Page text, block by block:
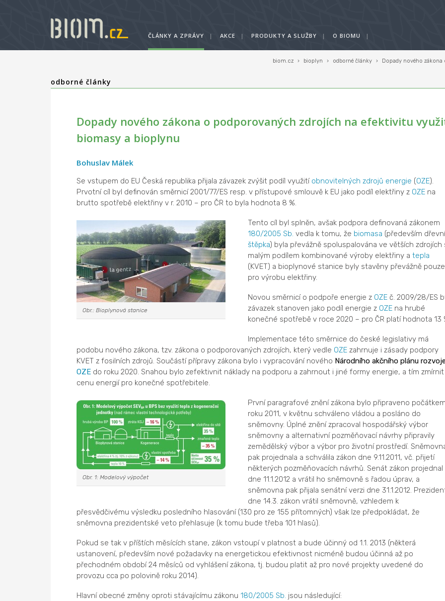
ČLÁNKY A ZPRÁVY | AKCE | PRODUKTY A SLUŽBY | O BIOMU |
biom.cz › bioplyn › odborné články › Dopady nového
odborné články
Dopady nového zákona o podporovaných zdrojích na efektivitu
biomasy a bioplynu
Bohuslav Málek
Se vstupem do EU Česká republika přijala závazek zvýšit podíl využití obnovitelných zdrojů energie (OZE).
Prvotní cíl byl definován směrnicí 2001/77/ES resp. v přístupové smlouvě k EU jako podíl elektřiny z OZEna
brutto spotřebě elektřiny v r. 2010 – pro ČR to byla hodnota 8 %.
Obr.: Bioplynová stanice
Tento cíl byl splněn, avšak podpora definovaná zákonem
180/2005 Sb. vedla k tomu, že biomasa (především dřevní
štěpka) byla převážně spoluspalována ve větších zdrojích
malým podílem kombinované výroby elektřiny a tepla
(KVET) a bioplynové stanice byly stavěny převážně pouze
pro výrobu elektřiny.
Novou směrnicí o podpoře energie z OZEč. 2009/28/ES
závazek stanoven jako podíl energie z OZEna hrubé
konečné spotřebě v roce 2020 – pro ČR platí hodnota 13
Implementace této směrnice do české legislativy má
podobu nového zákona, tzv. zákona o podporovaných zdrojích, který vedle OZEzahrnuje i zásady podpory
KVET z fosilních zdrojů. Součástí přípravy zákona bylo i vypracování nového Národního akčního plánu
OZEdo roku 2020. Snahou bylo zefektivnit náklady na podporu a zahrnout i jiné formy energie, a tím zmírnit
cenu energií pro konečné spotřebitele.
Obr. 1: Modelový výpočet
První paragrafové znění zákona bylo připraveno
roku 2011, v květnu schváleno vládou a posláno do
sněmovny. Úplné znění zpracoval hospodářský výbor
sněmovny a alternativní pozměňovací návrhy připravily
zemědělský výbor a výbor pro životní prostředí.
pak projednala a schválila zákon dne 9.11.2011, vč. přijetí
některých pozměňovacích návrhů. Senát zákon projednal
dne 11.1.2012 a vrátil ho sněmovně s řadou úprav, a
sněmovna pak přijala senátní verzi dne 31.1.2012.
dne 14.3. zákon vrátil sněmovně, vzhledem k
přesvědčivému výsledku posledního hlasování (130 pro ze 155 přítomných) však lze předpokládat, že
sněmovna prezidentské veto přehlasuje (k tomu bude třeba 101 hlasů).
Pokud se tak v příštích měsících stane, zákon vstoupí v platnost a bude účinný od 1.1. 2013 (některá
ustanovení, především nové požadavky na energetickou efektivnost nicméně budou účinná až po
přechodném období 24 měsíců od vyhlášení zákona, tj. budou platit až pro nové projekty uvedené do
provozu cca po polovině roku 2014).
Hlavní obecné změny oproti stávajícímu zákonu 180/2005 Sb. jsou následující: